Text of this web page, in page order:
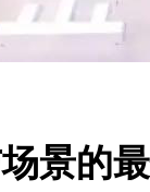
场景的